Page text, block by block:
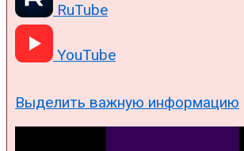
RuTube
YouTube
Выделить важную информацию